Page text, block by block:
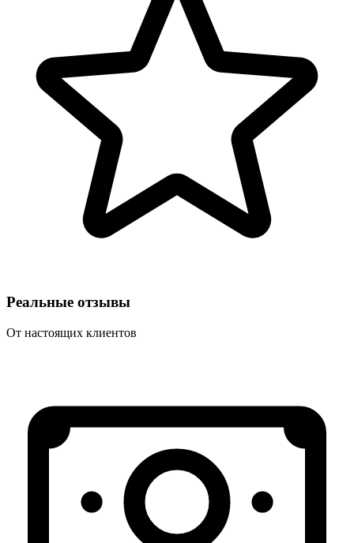
Реальные отзывы
От настоящих клиентов